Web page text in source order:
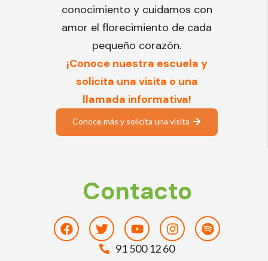
conocimiento y cuidamos con
amor el florecimiento de cada
pequeño corazón.
¡Conoce nuestra escuela y
solicita una visita o una
llamada informativa!
Conoce más y solicita una visita
Contacto
FacebookTwitterYoutubeInstagramSpotify
91 500 12 60